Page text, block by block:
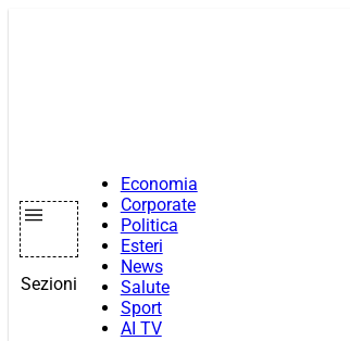
Sezioni
Economia
Corporate
Politica
Esteri
News
Salute
Sport
AI TV